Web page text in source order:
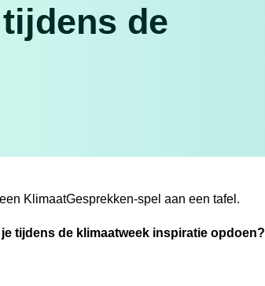
de
tijdens de klimaatweek inspiratie opdoen?